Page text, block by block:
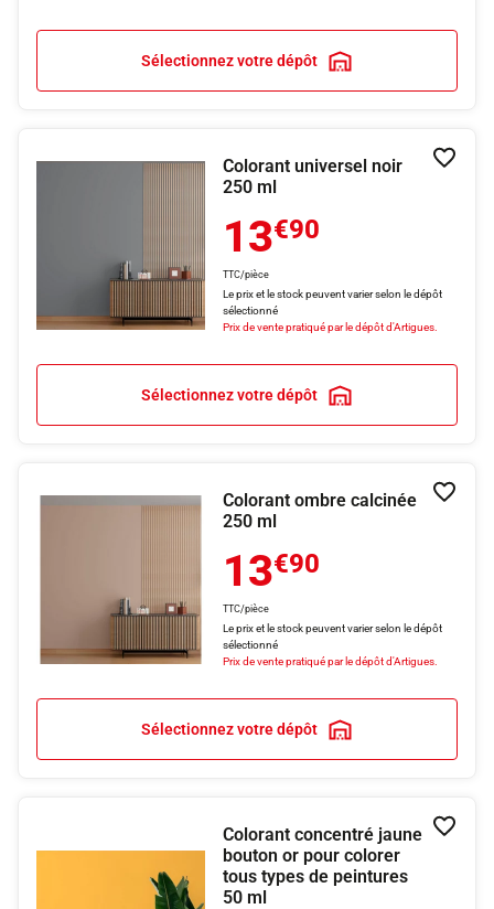
Sélectionnez votre dépôt
Colorant universel noir
250 ml
13€90
TTC/pièce
Le prix et le stock peuvent varier selon le dépôt
sélectionné
Prix de vente pratiqué par le dépôt d'Artigues.
Sélectionnez votre dépôt
Colorant ombre calcinée
250 ml
13€90
TTC/pièce
Le prix et le stock peuvent varier selon le dépôt
sélectionné
Prix de vente pratiqué par le dépôt d'Artigues.
Sélectionnez votre dépôt
Colorant concentré jaune
bouton or pour colorer
tous types de peintures
50 ml